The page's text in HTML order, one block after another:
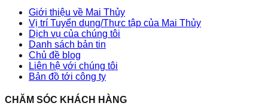
Giới thiệu về Mai Thủy
Vị trí Tuyển dụng/Thực tập của Mai Thủy
Dịch vụ của chúng tôi
Danh sách bản tin
Chủ đề blog
Liên hệ với chúng tôi
Bản đồ tới công ty
CHĂM SÓC KHÁCH HÀNG